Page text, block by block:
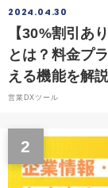
2024.04.30
【30%割引あ
とは？料金プ
える機能を解
営業DXツール
2